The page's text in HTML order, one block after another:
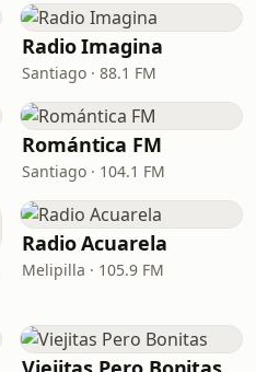
Radio Imagina
Santiago · 88.1 FM
Romántica FM
Santiago · 104.1 FM
Radio Acuarela
Melipilla · 105.9 FM